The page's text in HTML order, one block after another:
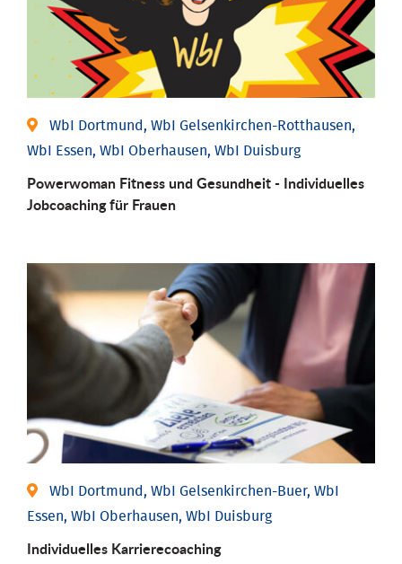
WbI Dortmund, WbI Gelsenkirchen-Rotthausen,
WbI Essen, WbI Oberhausen, WbI Duisburg
Powerwoman Fitness und Gesund­heit - Individu­elles
Job­coaching für Frauen
WbI Dortmund, WbI Gelsenkirchen-Buer, WbI
Essen, WbI Oberhausen, WbI Duisburg
Individu­elles Karrierecoaching